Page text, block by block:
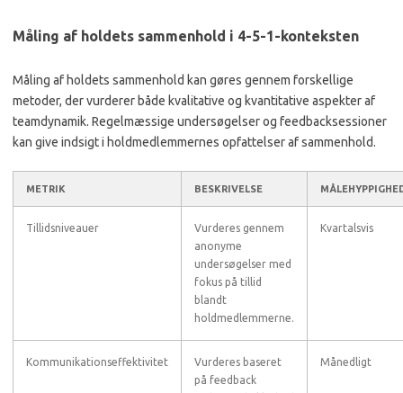
Måling af holdets sammenhold i 4-5-1-konteksten
Måling af holdets sammenhold kan gøres gennem forskellige
metoder, der vurderer både kvalitative og kvantitative aspekter af
teamdynamik. Regelmæssige undersøgelser og feedbacksessioner
kan give indsigt i holdmedlemmernes opfattelser af sammenhold.
METRIK BESKRIVELSE
Tillidsniveauer
Vurderes gennem
anonyme
undersøgelser med
fokus på tillid
blandt
holdmedlemmerne.
Kvartalsvis
Kommunikationseffektivitet
Vurderes baseret
på feedback
Månedligt